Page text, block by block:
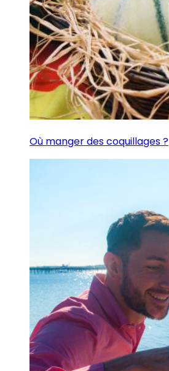
Où manger des coquillages ?